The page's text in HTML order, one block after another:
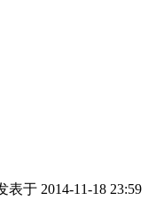
表于 2014-11-18 23:59